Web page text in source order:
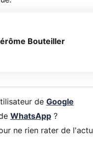
Bouteiller
de Google
WhatsApp?
ne rien rater de l'actu